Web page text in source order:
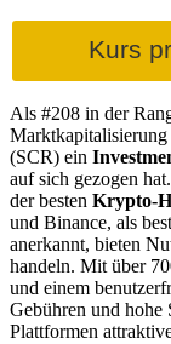
Kurs
Als #208 in der
(SCR) ein
auf sich gezogen
der besten Krypto-
und Binance, als
anerkannt, bieten
handeln. Mit über
und einem
Gebühren und hohe
Plattformen